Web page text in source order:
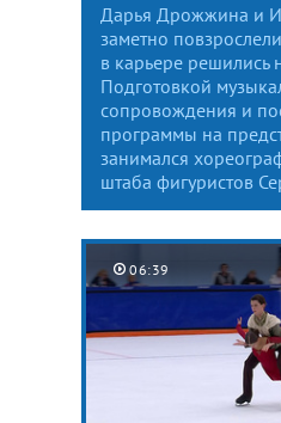
Дарья Дрожжина и
заметно
в карьере решились
Подготовкой
сопровождения и
программы на
занимался
штаба фигуристов
06:39